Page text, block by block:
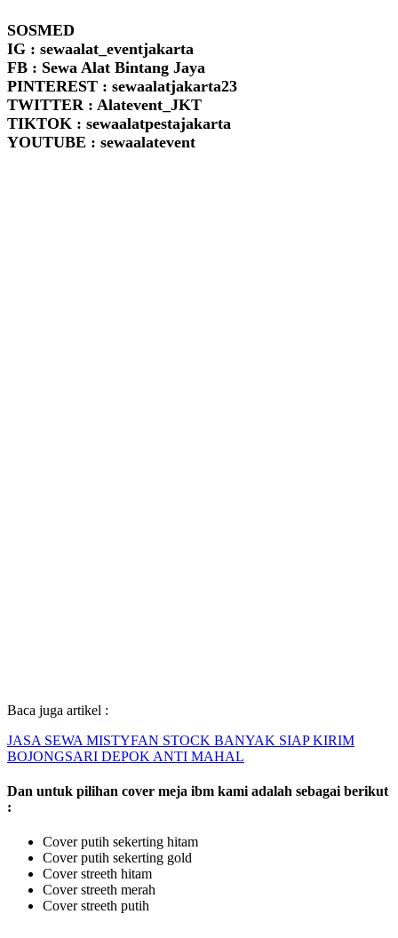
SOSMED
IG : sewaalat_eventjakarta
FB : Sewa Alat Bintang Jaya
PINTEREST : sewaalatjakarta23
TWITTER : Alatevent_JKT
TIKTOK : sewaalatpestajakarta
YOUTUBE : sewaalatevent
Baca juga artikel :
JASA SEWA MISTYFAN STOCK BANYAK SIAP KIRIM
BOJONGSARI DEPOK ANTI MAHAL
Dan untuk pilihan cover meja ibm kami adalah sebagai berikut
:
Cover putih sekerting hitam
Cover putih sekerting gold
Cover streeth hitam
Cover streeth merah
Cover streeth putih